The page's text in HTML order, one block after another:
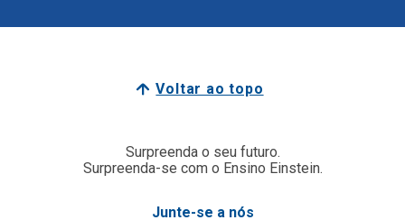
Voltar ao topo
Surpreenda o seu futuro.
Surpreenda-se com o Ensino Einstein.
Junte-se a nós